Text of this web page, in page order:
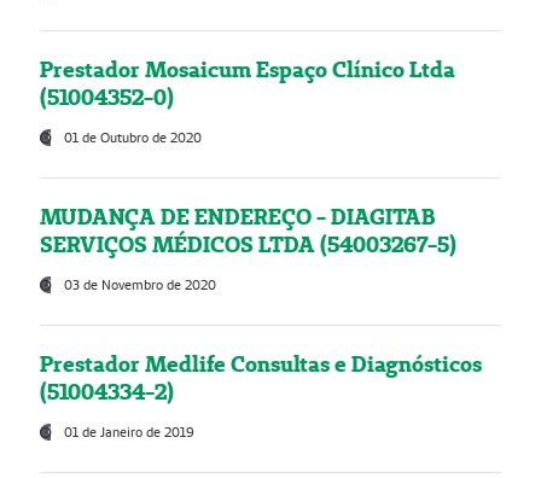
Prestador Mosaicum Espaço Clínico Ltda
(51004352-0)
01 de Outubro de 2020
MUDANÇA DE ENDEREÇO - DIAGITAB
SERVIÇOS MÉDICOS LTDA (54003267-5)
03 de Novembro de 2020
Prestador Medlife Consultas e Diagnósticos
(51004334-2)
01 de Janeiro de 2019